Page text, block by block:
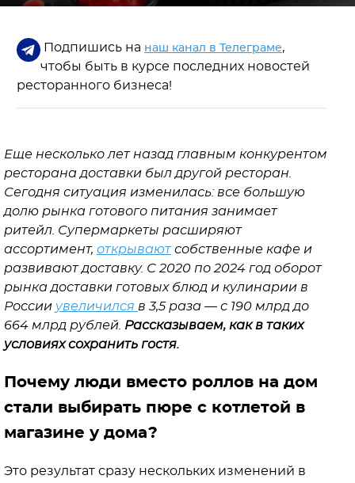
Подпишись на наш канал в Телеграме,
чтобы быть в курсе последних новостей
ресторанного бизнеса!
Еще несколько лет назад главным конкурентом
ресторана доставки был другой ресторан.
Сегодня ситуация изменилась: все большую
долю рынка готового питания занимает
ритейл. Супермаркеты расширяют
ассортимент, открываютсобственные кафе и
развивают доставку. С 2020 по 2024 год оборот
рынка доставки готовых блюд и кулинарии в
России увеличился в 3,5 раза — с 190 млрд до
664 млрд рублей. Рассказываем, как в таких
условиях сохранить гостя.
Почему люди вместо роллов на дом
стали выбирать пюре с котлетой в
магазине у дома?
Это результат сразу нескольких изменений в